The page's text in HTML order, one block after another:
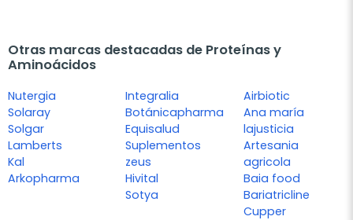
Otras marcas destacadas de Proteínas y
Aminoácidos
Nutergia
Solaray
Solgar
Lamberts
Kal
Arkopharma
Integralia
Botánicapharma
Equisalud
Suplementos
zeus
Hivital
Sotya
Airbiotic
Ana maría
lajusticia
Artesania
agricola
Baia food
Bariatricline
Cupper